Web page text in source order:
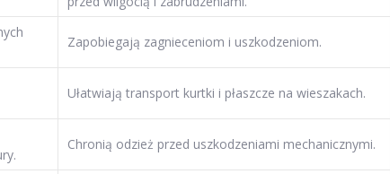
Zapobiegają zagnieceniom i uszkodzeniom.
Ułatwiają transport kurtki i płaszcze na wieszakach.
Chronią odzież przed uszkodzeniami mechanicznymi.